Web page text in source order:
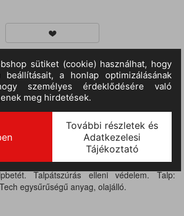
MÉRETTÁBLÁZAT
Felsőrész anyaga: bőr. Bélés: SmellStop
amely megakadályozza a szagokért felelős
megtelepedését, ennek köszönhetően a
marad.. Talpbetét: Fresh'n Flex
Talpátszúrás elleni védelem. Talp:
egysűrűségű anyag, olajálló.